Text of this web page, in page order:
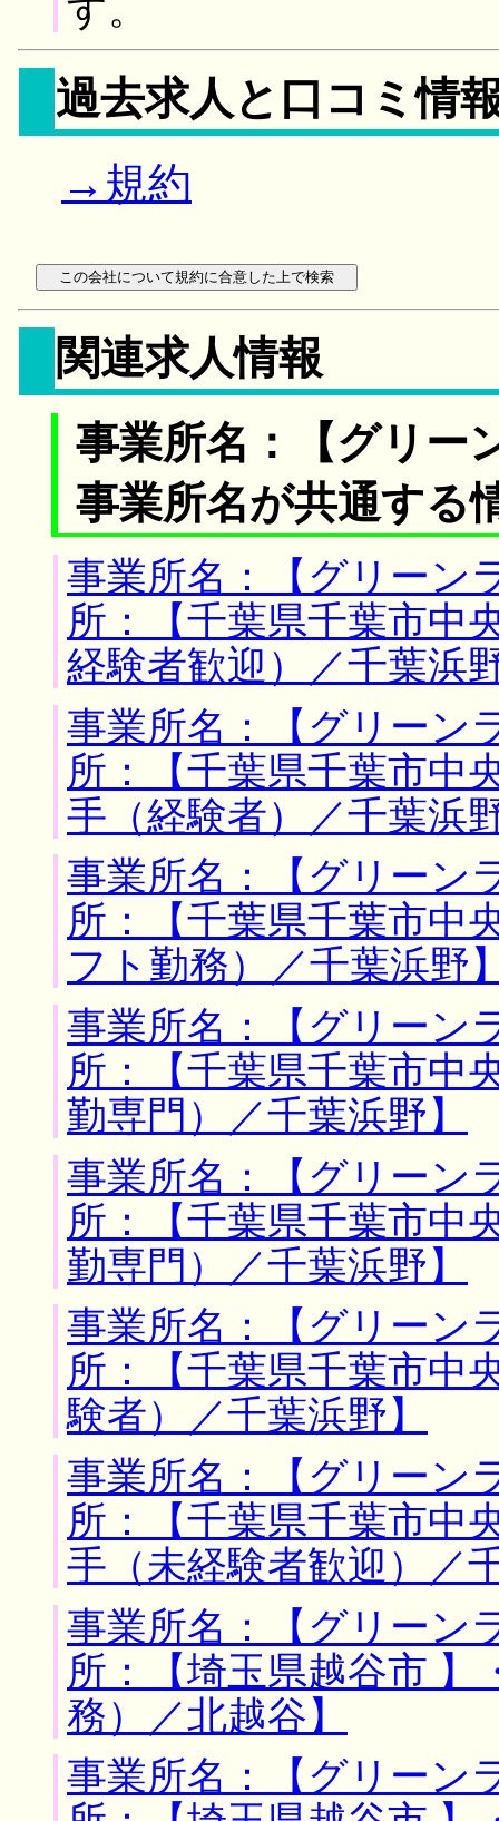
す。
過去求人と口コミ情
→規約
関連求人情報
事業所名：【グリー
事業所名が共通する
事業所名：【グリーン
所：【千葉県千葉市中
経験者歓迎）／千葉浜
事業所名：【グリーン
所：【千葉県千葉市中
手（経験者）／千葉浜
事業所名：【グリーン
所：【千葉県千葉市中
フト勤務）／千葉浜野
事業所名：【グリーン
所：【千葉県千葉市中
勤専門）／千葉浜野】
事業所名：【グリーン
所：【千葉県千葉市中
勤専門）／千葉浜野】
事業所名：【グリーン
所：【千葉県千葉市中
験者）／千葉浜野】
事業所名：【グリーン
所：【千葉県千葉市中
手（未経験者歓迎）／
事業所名：【グリーン
所：【埼玉県越谷市
務）／北越谷】
事業所名：【グリーン